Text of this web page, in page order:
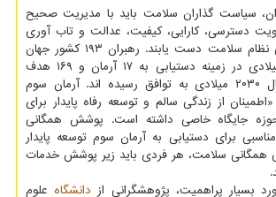
سیاست گذاران سلامت باید با مدیریت صحیح
دسترسی، کارایی، کیفیت، عدالت و تاب آوری
آنها به اهداف اصلی نظام سلامت دست یابند. رهبران ۱۹۳ کشور جهان
پایدار تا سال ۲۰۳۰ میلادی به توافق رسیده اند. آرمان سوم
از زندگی سالم و توسعه رفاه پایدار برای
جایگاه خاصی داشته است. پوشش همگانی
برای دستیابی به آرمان سوم توسعه پایدار
سلامت، هر فردی باید زیر پوشش خدمات
بسیار پراهمیت، پژوهشگرانی از دانشگاه علوم